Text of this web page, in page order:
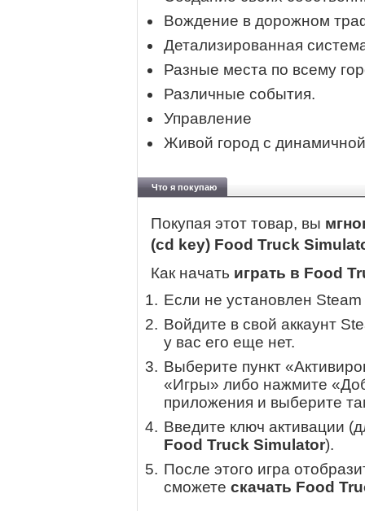
Вождение в дорожном
Детализированная
Разные места по всему
Различные события.
Управление
Живой город с
Что я покупаю
Покупая этот товар, вы
(cd key) Food Truck
Как начать играть в Food
Если не установлен
Войдите в свой аккаунт
у вас его еще нет.
Выберите пункт
«Игры» либо нажмите
приложения и выберите
Введите ключ активации
Food Truck Simulator).
После этого игра
сможете скачать Food